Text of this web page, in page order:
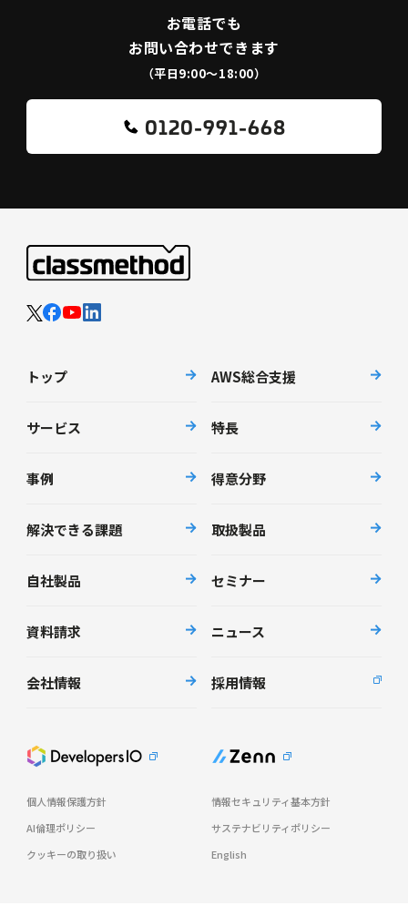
お電話でも
お問い合わせできます
（平日9:00〜18:00）
0120-991-668
トップ AWS総合支援
サービス 特長
事例 得意分野
解決できる課題 取扱製品
自社製品 セミナー
資料請求 ニュース
会社情報 採用情報
個人情報保護方針
情報セキュリティ基本方針
AI倫理ポリシー
サステナビリティポリシー
クッキーの取り扱い
English